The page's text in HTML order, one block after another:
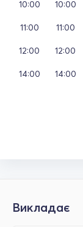
10:00
11:00
12:00
14:00
10:00
11:00
12:00
14:00
Викладає